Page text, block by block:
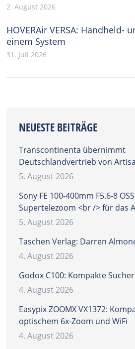
2. August 2026
HOVERAir VERSA: Handheld-
einem System
31. Juli 2026
NEUESTE BEITRÄGE
Transcontinenta übernimmt
Deutschlandvertrieb von
5. August 2026
Sony FE 100-400mm F5.6-8
Supertelezoom <br /> für das
5. August 2026
Taschen Verlag: Darren
4. August 2026
Godox C100: Kompakte
4. August 2026
Easypix ZOOMX VX1372:
optischem 6x-Zoom und WiFi
4. August 2026